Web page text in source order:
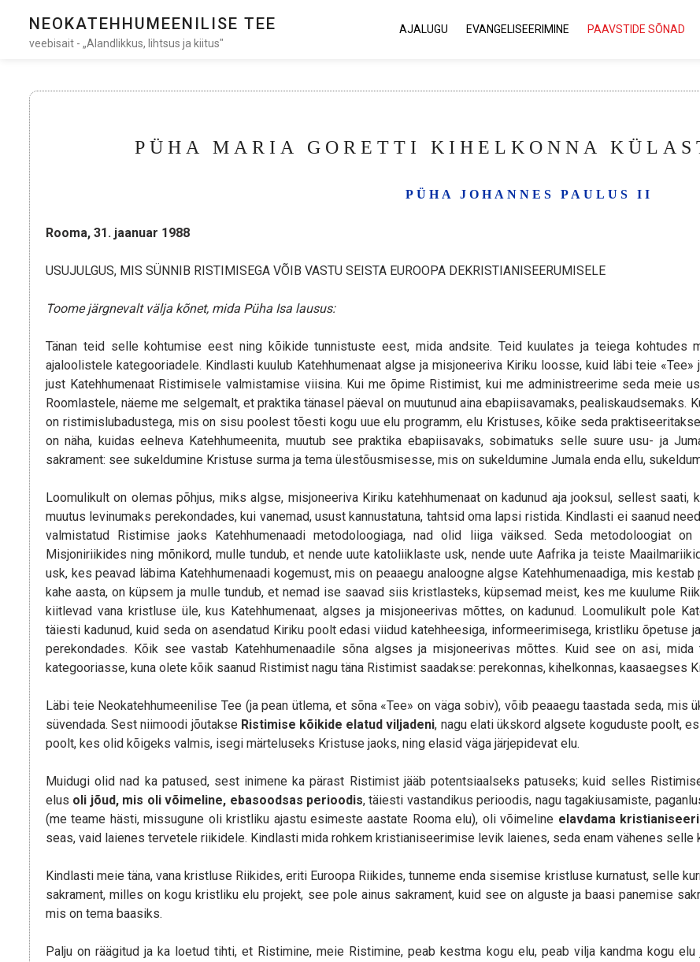
NEOKATEHHUMEENILISE TEE
veebisait - „Alandlikkus, lihtsus ja kiitus"
AJALUGU EVANGELISEERIMINE PAAVSTIDE SÕNAD
PÜHA MARIA GORETTI KIHELKONNA
PÜHA JOHANNES PAULUS II
Rooma, 31. jaanuar 1988
USUJULGUS, MIS SÜNNIB RISTIMISEGA VÕIB VASTU SEISTA EUROOPA DEKRISTIANISEERUMISELE
Toome järgnevalt välja kõnet, mida Püha Isa lausus:
Tänan teid selle kohtumise eest ning kõikide tunnistuste eest, mida andsite. Teid kuulates ja teiega kohtudes
ajaloolistele kategooriadele. Kindlasti kuulub Katehhumenaat algse ja misjoneeriva Kiriku loosse, kuid läbi teie
just Katehhumenaat Ristimisele valmistamise viisina. Kui me õpime Ristimist, kui me administreerime seda meie
Roomlastele, näeme me selgemalt, et praktika tänasel päeval on muutunud aina ebapiisavamaks, pealiskaudsemaks.
on ristimislubadustega, mis on sisu poolest tõesti kogu uue elu programm, elu Kristuses, kõike seda
on näha, kuidas eelneva Katehhumeenita, muutub see praktika ebapiisavaks, sobimatuks selle suure usu- ja
sakrament: see sukeldumine Kristuse surma ja tema ülestõusmisesse, mis on sukeldumine Jumala enda ellu,
Loomulikult on olemas põhjus, miks algse, misjoneeriva Kiriku katehhumenaat on kadunud aja jooksul, sellest saati,
muutus levinumaks perekondades, kui vanemad, usust kannustatuna, tahtsid oma lapsi ristida. Kindlasti ei saanud
valmistatud Ristimise jaoks Katehhumenaadi metodoloogiaga, nad olid liiga väiksed. Seda metodoloogiat on
Misjoniriikides ning mõnikord, mulle tundub, et nende uute katoliiklaste usk, nende uute Aafrika ja teiste
usk, kes peavad läbima Katehhumenaadi kogemust, mis on peaaegu analoogne algse Katehhumenaadiga, mis kestab
kahe aasta, on küpsem ja mulle tundub, et nemad ise saavad siis kristlasteks, küpsemad meist, kes me kuulume
kiitlevad vana kristluse üle, kus Katehhumenaat, algses ja misjoneerivas mõttes, on kadunud. Loomulikult pole
täiesti kadunud, kuid seda on asendatud Kiriku poolt edasi viidud katehheesiga, informeerimisega, kristliku õpetuse
perekondades. Kõik see vastab Katehhumenaadile sõna algses ja misjoneerivas mõttes. Kuid see on asi,
kategooriasse, kuna olete kõik saanud Ristimist nagu täna Ristimist saadakse: perekonnas, kihelkonnas, kaasaegses
Läbi teie Neokatehhumeenilise Tee (ja pean ütlema, et sõna «Tee» on väga sobiv), võib peaaegu taastada seda,
süvendada. Sest niimoodi jõutakse Ristimise kõikide elatud viljadeni, nagu elati ükskord algsete koguduste poolt,
poolt, kes olid kõigeks valmis, isegi märteluseks Kristuse jaoks, ning elasid väga järjepidevat elu.
Muidugi olid nad ka patused, sest inimene ka pärast Ristimist jääb potentsiaalseks patuseks; kuid selles
elus oli jõud, mis oli võimeline, ebasoodsas perioodis, täiesti vastandikus perioodis, nagu tagakiusamiste,
(me teame hästi, missugune oli kristliku ajastu esimeste aastate Rooma elu), oli võimeline elavdama
seas, vaid laienes tervetele riikidele. Kindlasti mida rohkem kristianiseerimise levik laienes, seda enam vähenes selle
Kindlasti meie täna, vana kristluse Riikides, eriti Euroopa Riikides, tunneme enda sisemise kristluse kurnatust, selle
sakrament, milles on kogu kristliku elu projekt, see pole ainus sakrament, kuid see on alguste ja baasi panemise
mis on tema baasiks.
Palju on räägitud ja ka loetud tihti, et Ristimine, meie Ristimine, peab kestma kogu elu, peab vilja kandma kogu